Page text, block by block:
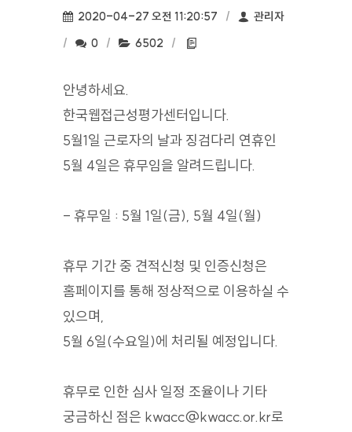
작성일:
2020-04-27 오전 11:20:57 작성자:
관리자
댓글수:
0 조회수:
6502
안녕하세요.
한국웹접근성평가센터입니다.
5월1일 근로자의 날과 징검다리 연휴인
5월 4일은 휴무임을 알려드립니다.
- 휴무일 : 5월 1일(금), 5월 4일(월)
휴무 기간 중 견적신청 및 인증신청은
홈페이지를 통해 정상적으로 이용하실 수
있으며,
5월 6일(수요일)에 처리될 예정입니다.
휴무로 인한 심사 일정 조율이나 기타
궁금하신 점은 kwacc@kwacc.or.kr로